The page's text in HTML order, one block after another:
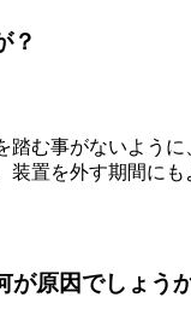
？
む事がないよう
置を外す期間に
原因でしょう